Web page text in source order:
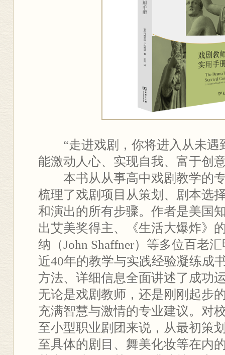
“走进戏剧，你将进入从未遇
能激动人心、实现自我、富于创
本书从从事高中戏剧教学的专
梳理了戏剧项目从策划、剧本选
和演出的所有步骤。作者是美国
出艾美奖得主、《生活大爆炸》
纳（John Shaffner）等多位百老
近40年的教学与实践经验凝练成
方法、详细信息全面讲述了成功
无论是戏剧教师，还是刚刚起步
充满智慧与激情的专业建议。对
至小型职业剧团来说，从最初策
至具体的剧目、舞美化妆等在内